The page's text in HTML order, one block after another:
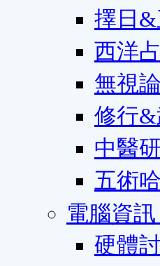
擇日
西洋
無視
修行
中醫
五術
電腦資訊
硬體